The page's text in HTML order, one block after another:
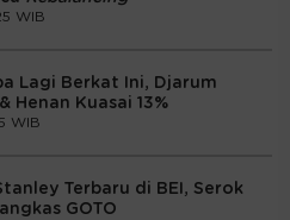
WIB
Lagi Berkat Ini, Djarum
Henan Kuasai 13%
WIB
Terbaru di BEI, Serok
GOTO